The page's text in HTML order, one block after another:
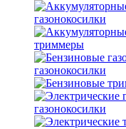
газонокосилки
триммеры
газонокосилки
газонокосилки